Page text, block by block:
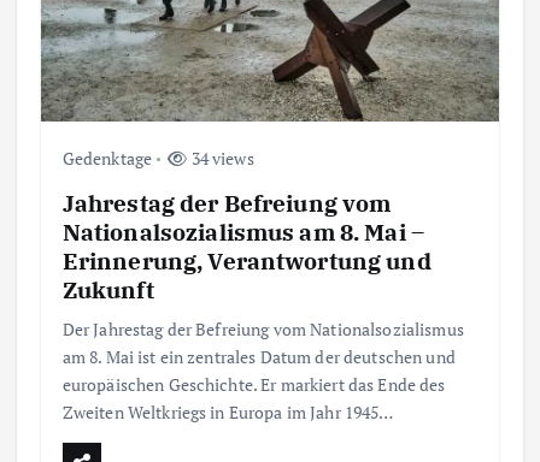
Gedenktage 34 views
Jahrestag der Befreiung vom
Nationalsozialismus am 8. Mai –
Erinnerung, Verantwortung und
Zukunft
Der Jahrestag der Befreiung vom Nationalsozialismus
am 8. Mai ist ein zentrales Datum der deutschen und
europäischen Geschichte. Er markiert das Ende des
Zweiten Weltkriegs in Europa im Jahr 1945…